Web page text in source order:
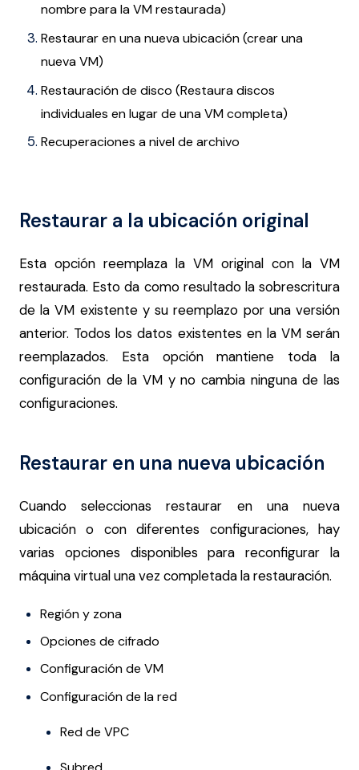
nombre para la VM restaurada)
Restaurar en una nueva ubicación (crear una
nueva VM)
Restauración de disco (Restaura discos
individuales en lugar de una VM completa)
Recuperaciones a nivel de archivo
Restaurar a la ubicación original
Esta opción reemplaza la VM original con la VM
restaurada. Esto da como resultado la sobrescritura
de la VM existente y su reemplazo por una versión
anterior. Todos los datos existentes en la VM serán
reemplazados. Esta opción mantiene toda la
configuración de la VM y no cambia ninguna de las
configuraciones.
Restaurar en una nueva ubicación
Cuando seleccionas restaurar en una nueva
ubicación o con diferentes configuraciones, hay
varias opciones disponibles para reconfigurar la
máquina virtual una vez completada la restauración.
Región y zona
Opciones de cifrado
Configuración de VM
Configuración de la red
Red de VPC